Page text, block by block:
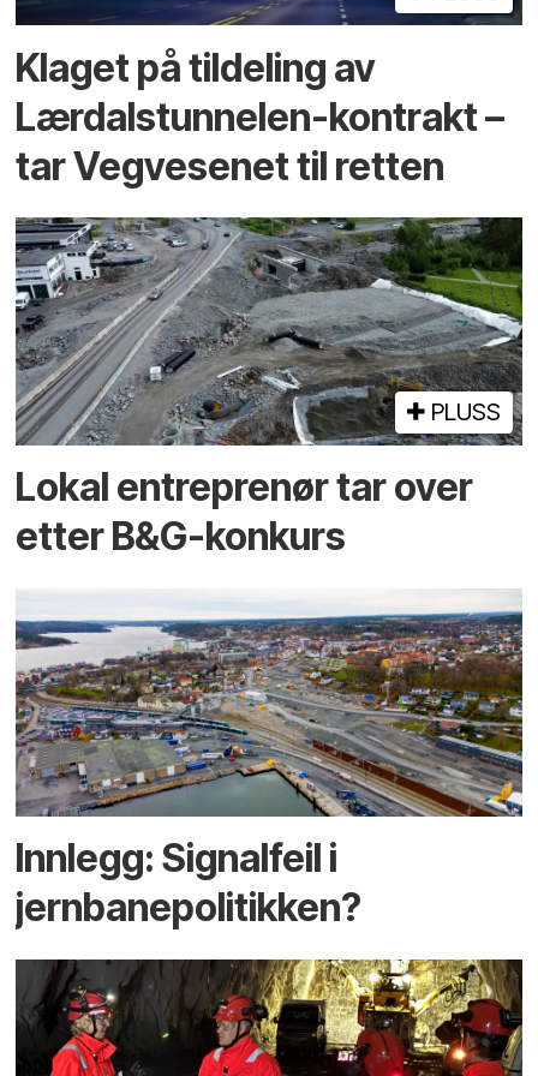
Klaget på tildeling av
Lærdalstunnelen-kontrakt –
tar Vegvesenet til retten
PLUSS
Lokal entreprenør tar over
etter B&G-konkurs
Innlegg: Signalfeil i
jernbanepolitikken?